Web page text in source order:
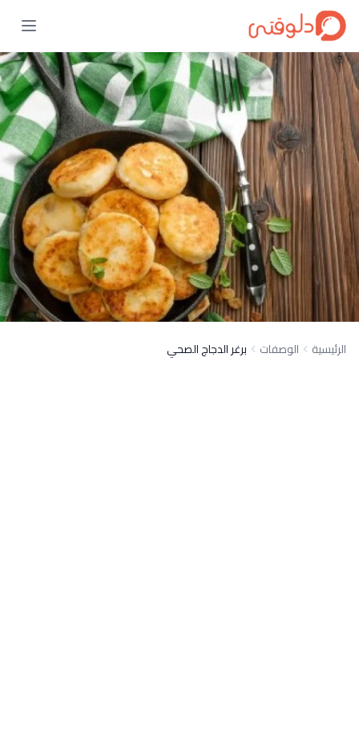
الرئيسية الوصفات برغر الدجاج الصحي